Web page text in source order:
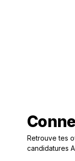
Retrouve tes
candidatures